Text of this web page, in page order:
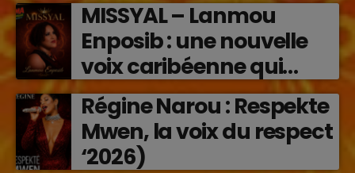
MISSYAL – Lanmou
Enposib : une nouvelle
voix caribéenne qui
transforme les émotions
en musique (2026)
Régine Narou : Respekte
Mwen, la voix du respect
‘2026)